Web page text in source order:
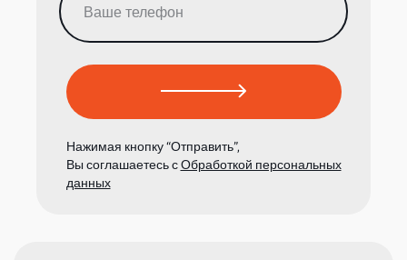
Нажимая кнопку “Отправить”,
Вы соглашаетесь сОбработкой персональных
данных